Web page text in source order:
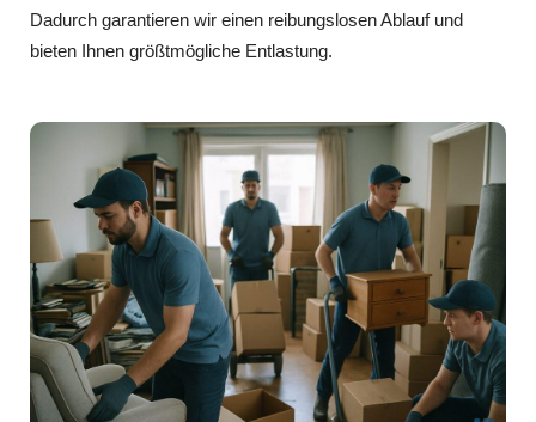
Dadurch garantieren wir einen reibungslosen Ablauf und
bieten Ihnen größtmögliche Entlastung.